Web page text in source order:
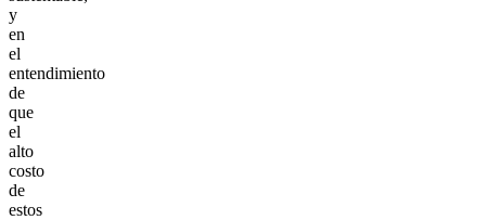
y
en
el
entendimiento
de
que
el
alto
costo
de
estos